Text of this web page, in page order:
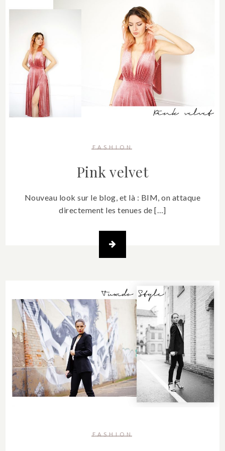
FASHION
Pink velvet
Nouveau look sur le blog, et là : BIM, on attaque
directement les tenues de […]
FASHION